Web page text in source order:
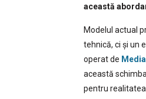
această
Modelul actual
tehnică, ci și un
operat de
această
pentru